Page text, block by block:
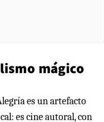
mágico
es un artefacto
es cine autoral, con